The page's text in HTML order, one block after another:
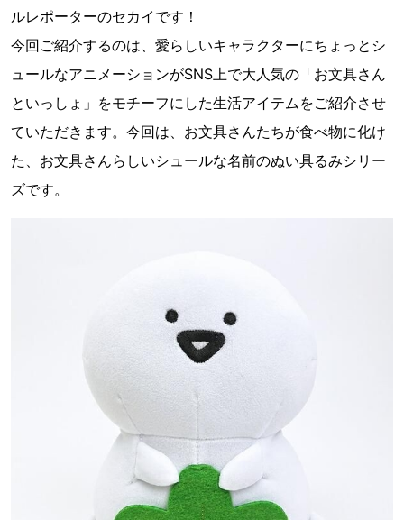
ルレポーターのセカイです！
今回ご紹介するのは、愛らしいキャラクターにちょっとシ
ュールなアニメーションがSNS上で大人気の「お文具さん
といっしょ」をモチーフにした生活アイテムをご紹介させ
ていただきます。今回は、お文具さんたちが食べ物に化け
た、お文具さんらしいシュールな名前のぬい具るみシリー
ズです。